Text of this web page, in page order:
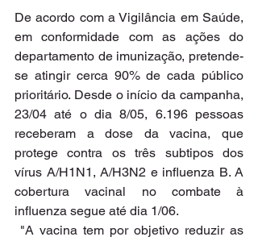
De acordo com a Vigilância em Saúde,
em conformidade com as ações do
departamento de imunização, pretende-
se atingir cerca 90% de cada público
prioritário. Desde o início da campanha,
23/04 até o dia 8/05, 6.196 pessoas
receberam a dose da vacina, que
protege contra os três subtipos dos
vírus A/H1N1, A/H3N2 e influenza B. A
cobertura vacinal no combate à
influenza segue até dia 1/06.